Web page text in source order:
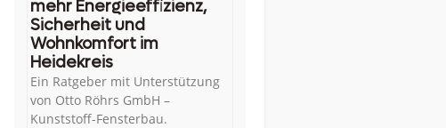
mehr Energieeffizienz,
Sicherheit und
Wohnkomfort im
Heidekreis
Ein Ratgeber mit Unterstützung
von Otto Röhrs GmbH –
Kunststoff-Fensterbau.